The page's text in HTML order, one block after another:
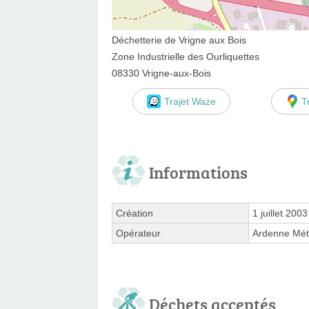
Déchetterie de Vrigne aux Bois
Zone Industrielle des Ourliquettes
08330 Vrigne-aux-Bois
Trajet Waze
Informations
Création
1 juillet 2003
Opérateur
Ardenne
Déchets acceptés